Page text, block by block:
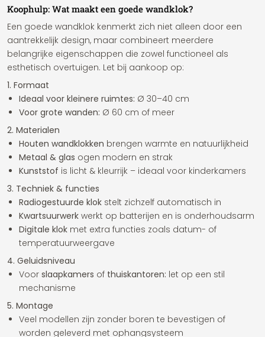
Koophulp: Wat maakt een goede wandklok?
Een goede wandklok kenmerkt zich niet alleen door een
aantrekkelijk design, maar combineert meerdere
belangrijke eigenschappen die zowel functioneel als
esthetisch overtuigen. Let bij aankoop op:
1. Formaat
Ideaal voor kleinere ruimtes: Ø 30–40 cm
Voor grote wanden: Ø 60 cm of meer
2. Materialen
Houten wandklokken brengen warmte en natuurlijkheid
Metaal & glas ogen modern en strak
Kunststof is licht & kleurrijk – ideaal voor kinderkamers
3. Techniek & functies
Radiogestuurde klok stelt zichzelf automatisch in
Kwartsuurwerk werkt op batterijen en is onderhoudsarm
Digitale klok met extra functies zoals datum- of
temperatuurweergave
4. Geluidsniveau
Voor slaapkamers of thuiskantoren: let op een stil
mechanisme
5. Montage
Veel modellen zijn zonder boren te bevestigen of
worden geleverd met ophangsysteem